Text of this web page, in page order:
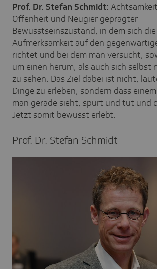
Prof. Dr. Stefan Schmidt:
Offenheit und Neugier geprägter
Bewusstseinszustand, in dem sich die
Aufmerksamkeit auf den
richtet und bei dem man versucht,
um einen herum, als auch sich selbst
zu sehen. Das Ziel dabei ist nicht,
Dinge zu erleben, sondern dass
man gerade sieht, spürt und tut und
Jetzt somit bewusst erlebt.
Prof. Dr. Stefan Schmidt